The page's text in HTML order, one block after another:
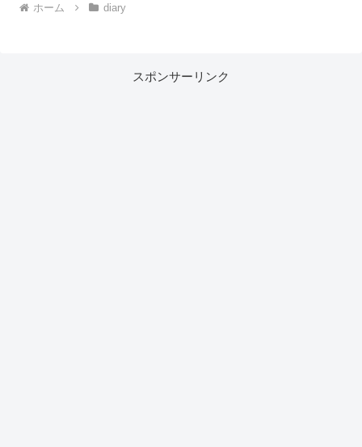
ホーム diary
スポンサーリンク